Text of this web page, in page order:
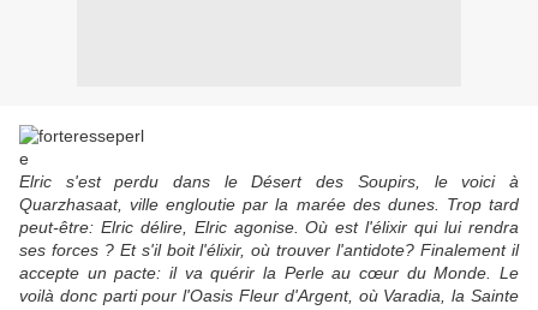
Elric s'est perdu dans le Désert des Soupirs, le voici à
Quarzhasaat, ville engloutie par la marée des dunes. Trop tard
peut-être: Elric délire, Elric agonise. Où est l'élixir qui lui rendra
ses forces ? Et s'il boit l'élixir, où trouver l'antidote? Finalement il
accepte un pacte: il va quérir la Perle au cœur du Monde. Le
voilà donc parti pour l'Oasis Fleur d'Argent, où Varadia, la Sainte